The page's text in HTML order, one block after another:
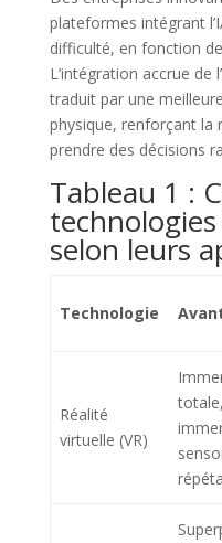
plateformes intégrant
difficulté, en fonction
L’intégration accrue de l’
traduit par une
physique, renforçant la
prendre des décisions
Tableau 1 :
selon leurs
Technologie
Réalité
virtuelle (VR)
totale,